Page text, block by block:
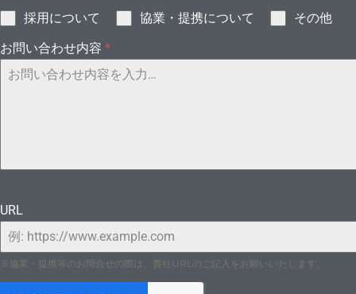
イヤ
採用について
協業・提携について
その他
お問い合わせ内容 *
URL
※協業・提携等のお問合せの際は、貴社URLのご記入をお願いいたします。